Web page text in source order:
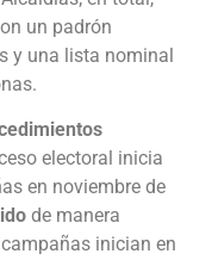
un padrón
y una lista nominal
electoral inicia
en noviembre de
de manera
inician en